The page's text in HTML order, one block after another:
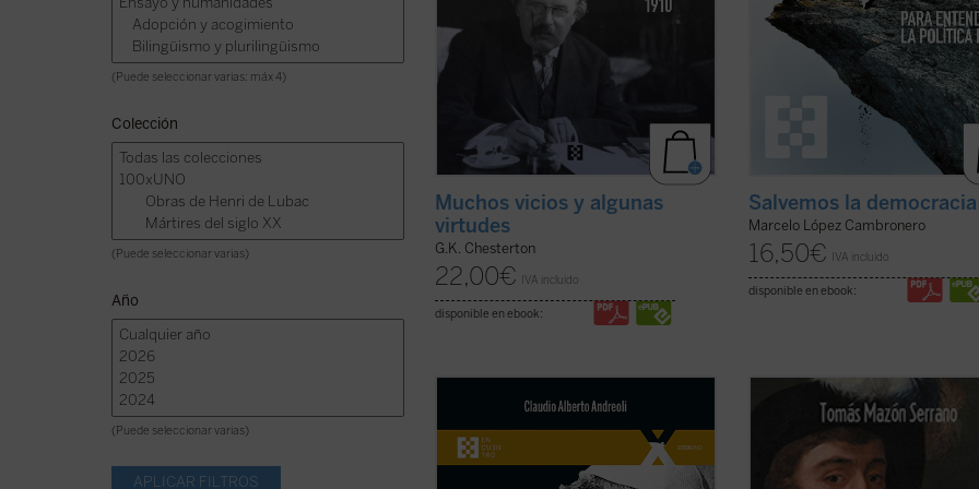
(Puede seleccionar varias: máx 4)
Colección
(Puede seleccionar varias)
Año
(Puede seleccionar varias)
Muchos vicios y algunas
virtudes
G.K. Chesterton
22,00€ IVA incluido
disponible en ebook:
Salvemos la democracia
Marcelo López Cambronero
16,50€ IVA incluido
disponible en ebook:
El 4 de septiembre de 2022 fue
Luciani, quien fue papa con el nombre de
Juan Pablo I, con uno de los pontificados
más breves de la historia. El autor, que ha
«El lector disfrutaráahorade la
síntesis escrita hasta la fecha
primera vuelta al mundo, porque
se ha superado a sí mismo». -
Vázquez Campos, Archivo Histórico